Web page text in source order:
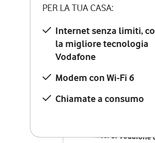
PER LA TUA CASA:
Internet senza limiti,
la migliore tecnologia
Vodafone
Modem con Wi-Fi 6
Chiamate a consumo
PER LA TUA CASA:
Internet senza
la migliore
Vodafone
Modem Seven con
Chiamate illimitate
numeri fissi e
nazionali
12 mesi di Vodafone
con sconti ed
esclusive, poi si